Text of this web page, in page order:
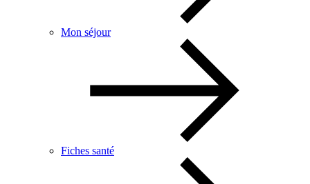
Mon séjour
Fiches santé